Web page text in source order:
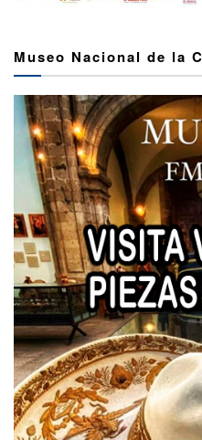
Museo Nacional de la